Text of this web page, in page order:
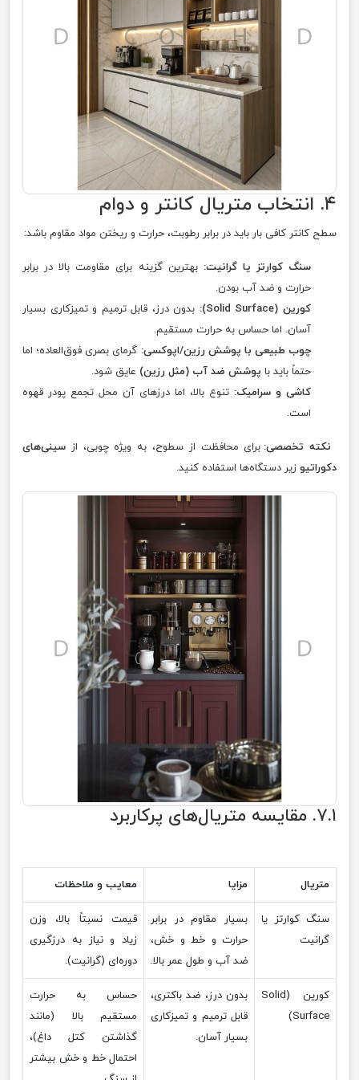
۴. انتخاب متریال کانتر و دوام
سطح کانتر کافی بار باید در برابر رطوبت، حرارت و ریختن مواد مقاوم باشد:
سنگ کوارتز یا گرانیت: بهترین گزینه برای مقاومت بالا در برابر
حرارت و ضد آب بودن.
کورین (Solid Surface):
بدون درز، قابل ترمیم و تمیزکاری بسیار
آسان. اما حساس به حرارت مستقیم.
چوب طبیعی با پوشش رزین/اپوکسی: گرمای بصری فوق‌العاده؛ اما
حتماً باید با پوشش ضد آب (مثل رزین) عایق شود.
کاشی و سرامیک: تنوع بالا، اما درزهای آن محل تجمع پودر قهوه
است.
نکته تخصصی: برای محافظت از سطوح، به ویژه چوبی، از سینی‌های
دکوراتیو زیر دستگاه‌ها استفاده کنید.
۷.۱. مقایسه متریال‌های پرکاربرد
متریال مزایا معایب و ملاحظات
سنگ کوارتز یا
گرانیت
بسیار مقاوم در برابر
حرارت و خط و خش،
ضد آب و طول عمر بالا.
قیمت نسبتاً بالا، وزن
زیاد و نیاز به درزگیری
دوره‌ای (گرانیت).
کورین (Solid
Surface)
بدون درز، ضد باکتری،
قابل ترمیم و تمیزکاری
بسیار آسان.
حساس به حرارت
مستقیم بالا (مانند
گذاشتن کتل داغ)،
احتمال خط و خش بیشتر